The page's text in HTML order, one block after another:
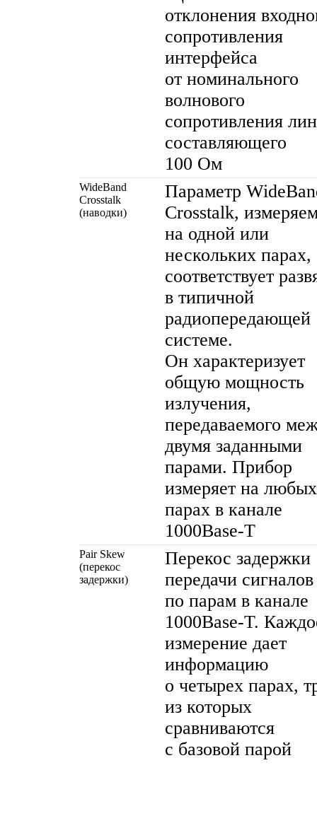
отклонения
сопротивления
интерфейса
от номинального
волнового
сопротивления
составляющего
100 Ом
WideBand
Crosstalk
(наводки)
Параметр
Crosstalk,
на одной или
нескольких парах,
соответствует
в типичной
радиопередающей
системе.
Он характеризует
общую мощность
излучения,
передаваемого
двумя заданными
парами. Прибор
измеряет на любых
парах в канале
1000Base-T
Pair Skew
(перекос
задержки)
Перекос задержки
передачи сигналов
по парам в канале
1000Base-T.
измерение дает
информацию
о четырех парах,
из которых
сравниваются
с базовой парой